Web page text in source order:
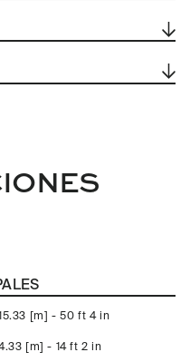
[m] - 50 ft 4 in
[m] - 14 ft 2 in